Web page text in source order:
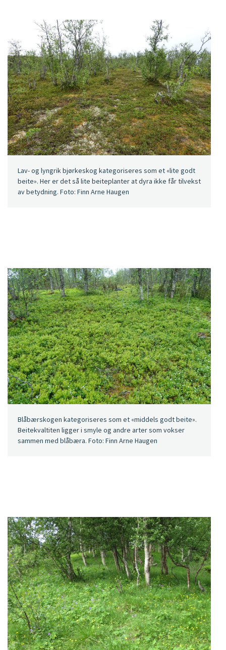
Lav- og lyngrik bjørkeskog kategoriseres som et «lite godt
beite». Her er det så lite beiteplanter at dyra ikke får tilvekst
av betydning. Foto: Finn Arne Haugen
Blåbærskogen kategoriseres som et «middels godt beite».
Beitekvaltiten ligger i smyle og andre arter som vokser
sammen med blåbæra. Foto: Finn Arne Haugen